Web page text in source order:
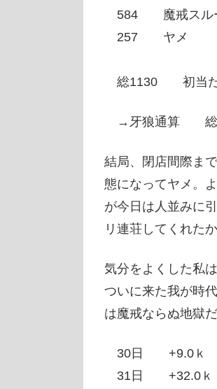
584 魔戒スル
257 ヤメ
総1130 初当
→牙狼通算 総
結局、閉店間際ま
態になってヤメ。
が今日は人並みに
リ連荘してくれた
気分をよくした私
ついに来た我が時
は魔戒ならぬ地獄
30日 +9.0ｋ （
31日 +32.0ｋ